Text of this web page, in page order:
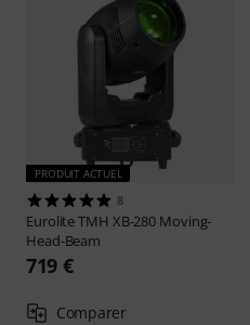
PRODUIT ACTUEL
8
EuroliteTMH XB-280 Moving-
Head-Beam
719 €
Comparer